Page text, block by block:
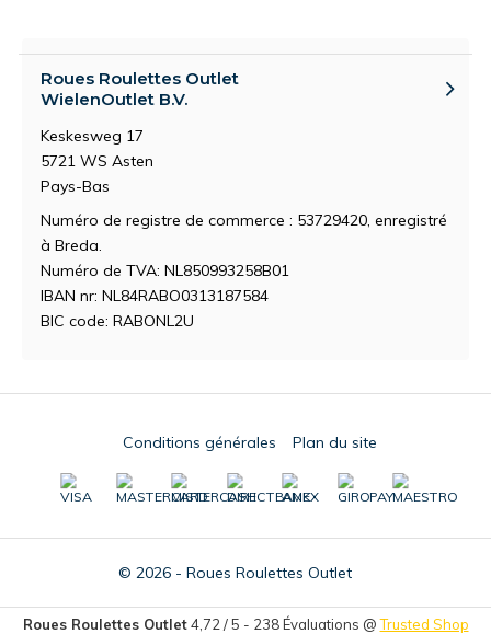
Roues Roulettes Outlet
WielenOutlet B.V.
Keskesweg 17
5721 WS Asten
Pays-Bas
Numéro de registre de commerce : 53729420, enregistré
à Breda.
Numéro de TVA: NL850993258B01
IBAN nr: NL84RABO0313187584
BIC code: RABONL2U
© 2026 - Roues Roulettes Outlet
Conditions générales Plan du site
Roues Roulettes Outlet 4,72 /5 - 238Évaluations @Trusted Shop